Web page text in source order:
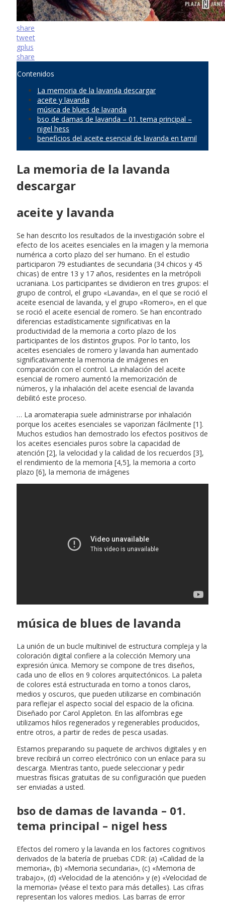
share
tweet
gplus
share
Contenidos
La memoria de la lavanda descargar
aceite y lavanda
música de blues de lavanda
bso de damas de lavanda – 01. tema principal –
nigel hess
beneficios del aceite esencial de lavanda en tamil
La memoria de la lavanda
descargar
aceite y lavanda
Se han descrito los resultados de la investigación sobre el
efecto de los aceites esenciales en la imagen y la memoria
numérica a corto plazo del ser humano. En el estudio
participaron 79 estudiantes de secundaria (34 chicos y 45
chicas) de entre 13 y 17 años, residentes en la metrópoli
ucraniana. Los participantes se dividieron en tres grupos: el
grupo de control, el grupo «Lavanda», en el que se roció el
aceite esencial de lavanda, y el grupo «Romero», en el que
se roció el aceite esencial de romero. Se han encontrado
diferencias estadísticamente significativas en la
productividad de la memoria a corto plazo de los
participantes de los distintos grupos. Por lo tanto, los
aceites esenciales de romero y lavanda han aumentado
significativamente la memoria de imágenes en
comparación con el control. La inhalación del aceite
esencial de romero aumentó la memorización de
números, y la inhalación del aceite esencial de lavanda
debilitó este proceso.
… La aromaterapia suele administrarse por inhalación
porque los aceites esenciales se vaporizan fácilmente [1].
Muchos estudios han demostrado los efectos positivos de
los aceites esenciales puros sobre la capacidad de
atención [2], la velocidad y la calidad de los recuerdos [3],
el rendimiento de la memoria [4,5], la memoria a corto
plazo [6], la memoria de imágenes
música de blues de lavanda
La unión de un bucle multinivel de estructura compleja y la
coloración digital confiere a la colección Memory una
expresión única. Memory se compone de tres diseños,
cada uno de ellos en 9 colores arquitectónicos. La paleta
de colores está estructurada en torno a tonos claros,
medios y oscuros, que pueden utilizarse en combinación
para reflejar el aspecto social del espacio de la oficina.
Diseñado por Carol Appleton. En las alfombras ege
utilizamos hilos regenerados y regenerables producidos,
entre otros, a partir de redes de pesca usadas.
Estamos preparando su paquete de archivos digitales y en
breve recibirá un correo electrónico con un enlace para su
descarga. Mientras tanto, puede seleccionar y pedir
muestras físicas gratuitas de su configuración que pueden
ser enviadas a usted.
bso de damas de lavanda – 01.
tema principal – nigel hess
Efectos del romero y la lavanda en los factores cognitivos
derivados de la batería de pruebas CDR: (a) «Calidad de la
memoria», (b) «Memoria secundaria», (c) «Memoria de
trabajo», (d) «Velocidad de la atención» y (e) «Velocidad de
la memoria» (véase el texto para más detalles). Las cifras
representan los valores medios. Las barras de error